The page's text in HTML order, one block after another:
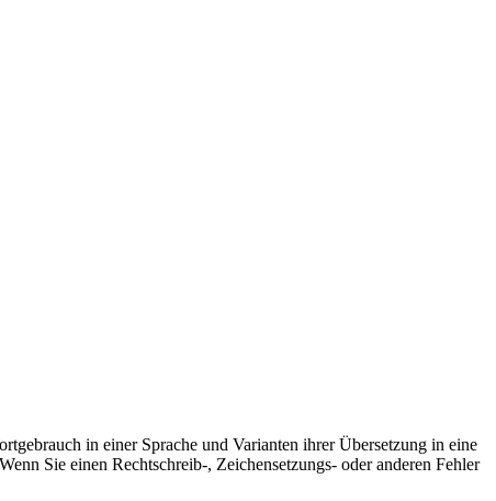
in einer Sprache und Varianten ihrer Übersetzung in eine
Sie einen Rechtschreib-, Zeichensetzungs- oder anderen Fehler